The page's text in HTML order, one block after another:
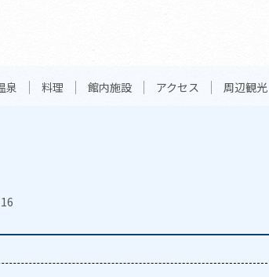
泉 料理 館内施設 アクセス 周辺観光